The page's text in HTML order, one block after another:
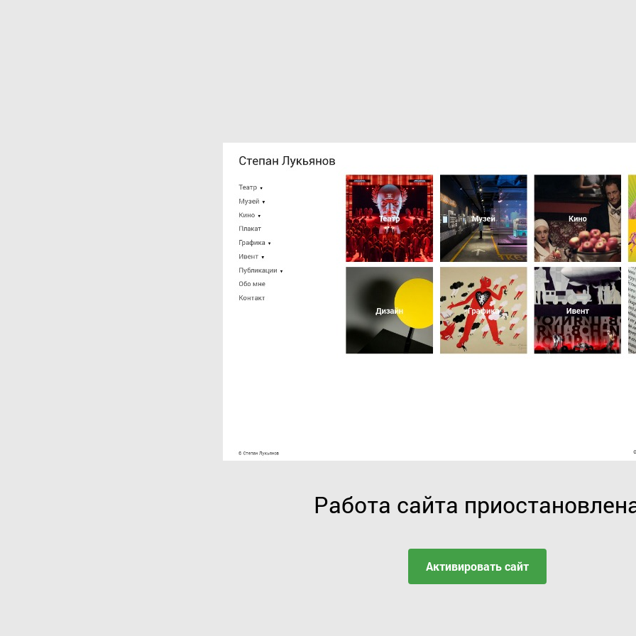
Работа сайта
Активировать сайт